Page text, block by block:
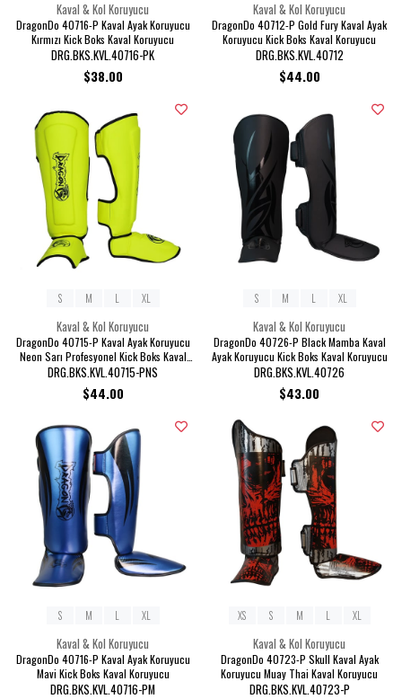
Kaval & Kol Koruyucu
DragonDo 40716-P Kaval Ayak Koruyucu
Kırmızı Kick Boks Kaval Koruyucu
DRG.BKS.KVL.40716-PK
$38.00
Kaval & Kol Koruyucu
DragonDo 40712-P Gold Fury Kaval Ayak
Koruyucu Kick Boks Kaval Koruyucu
DRG.BKS.KVL.40712
$44.00
Kaval & Kol Koruyucu
DragonDo 40715-P Kaval Ayak Koruyucu
Neon Sarı Profesyonel Kick Boks Kaval
Koruyucu
DRG.BKS.KVL.40715-PNS
$44.00
S M L XL
Kaval & Kol Koruyucu
DragonDo 40726-P Black Mamba Kaval
Ayak Koruyucu Kick Boks Kaval Koruyucu
DRG.BKS.KVL.40726
$43.00
S M L XL
Kaval & Kol Koruyucu
DragonDo 40716-P Kaval Ayak Koruyucu
Mavi Kick Boks Kaval Koruyucu
DRG.BKS.KVL.40716-PM
S M L XL
Kaval & Kol Koruyucu
DragonDo 40723-P Skull Kaval Ayak
Koruyucu Muay Thai Kaval Koruyucu
DRG.BKS.KVL.40723-P
XS S M L XL